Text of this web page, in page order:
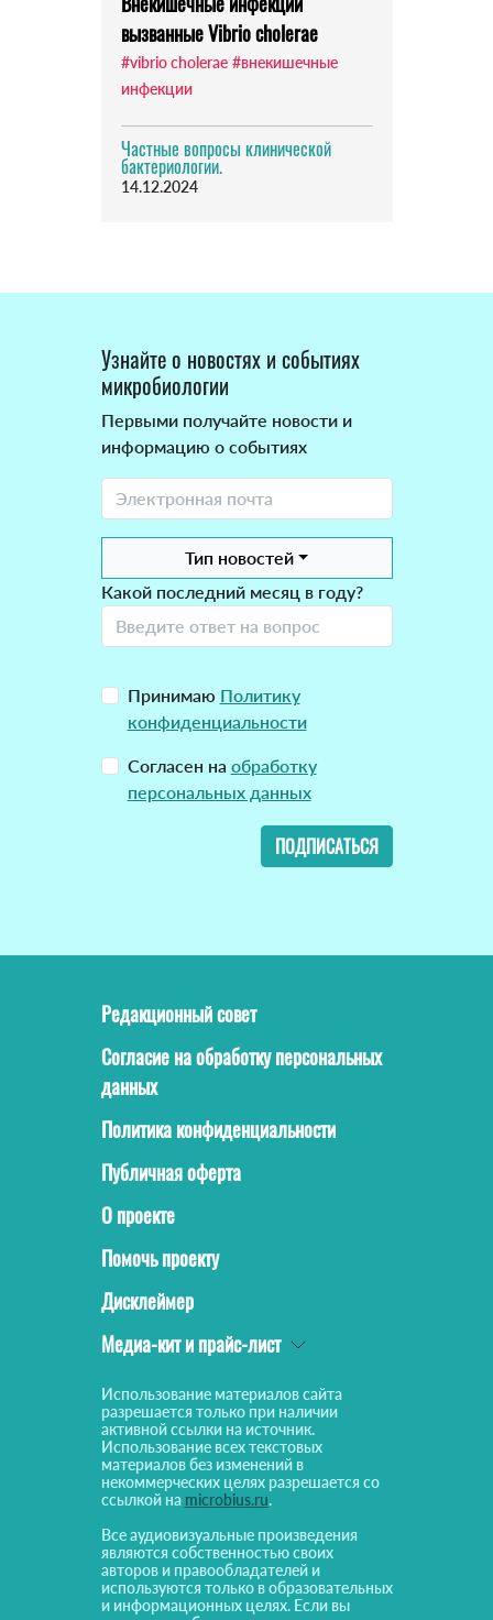
вызванные Vibrio cholerae
#vibrio cholerae #внекишечные
инфекции
Частные вопросы клинической
бактериологии.
14.12.2024
Узнайте о новостях и событиях
микробиологии
Первыми получайте новости и
информацию о событиях
Тип новостей
Какой последний месяц в году?
Принимаю Политику
конфиденциальности
Согласен на обработку
персональных данных
ПОДПИСАТЬСЯ
Редакционный совет
Согласие на обработку персональных
данных
Политика конфиденциальности
Публичная оферта
О проекте
Помочь проекту
Дисклеймер
Медиа-кит и прайс-лист
Использование материалов сайта
разрешается только при наличии
активной ссылки на источник.
Использование всех текстовых
материалов без изменений в
некоммерческих целях разрешается со
ссылкой на microbius.ru.
Все аудиовизуальные произведения
являются собственностью своих
авторов и правообладателей и
используются только в образовательных
и информационных целях. Если вы